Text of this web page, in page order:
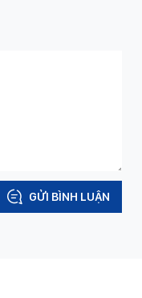
GỬI BÌNH LUẬN